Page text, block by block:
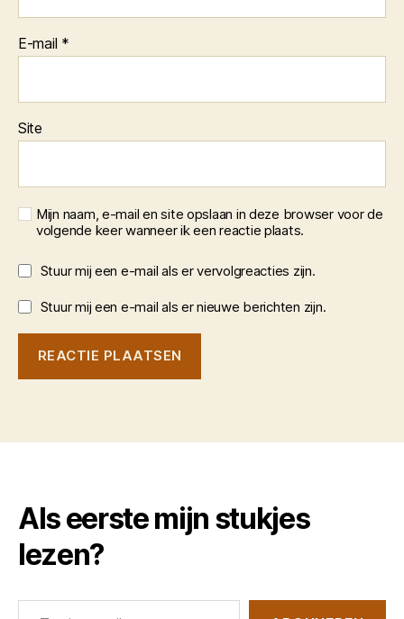
E-mail *
Site
Mijn naam, e-mail en site opslaan in deze browser voor de
volgende keer wanneer ik een reactie plaats.
Stuur mij een e-mail als er vervolgreacties zijn.
Stuur mij een e-mail als er nieuwe berichten zijn.
Als eerste mijn stukjes
lezen?
Typ je e-mail...